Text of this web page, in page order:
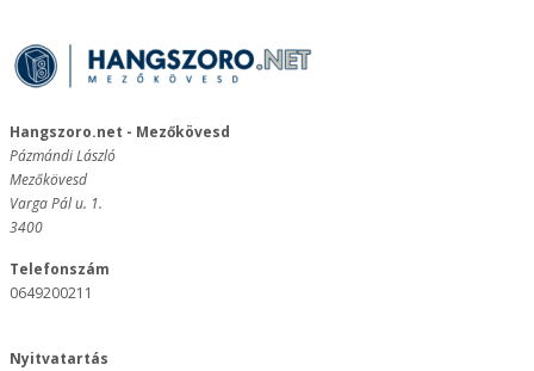
Hangszoro.net - Mezőkövesd
Pázmándi László
Mezőkövesd
Varga Pál u. 1.
3400
Telefonszám
0649200211
Nyitvatartás